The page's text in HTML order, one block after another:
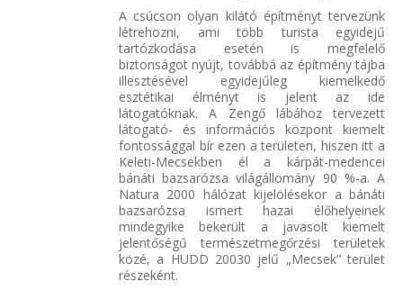
A csúcson olyan kilátó építményt tervezünk
létrehozni, ami több turista egyidejű
tartózkodása esetén is megfelelő
biztonságot nyújt, továbbá az építmény tájba
illesztésével egyidejűleg kiemelkedő
esztétikai élményt is jelent az ide
látogatóknak. A Zengő lábához tervezett
látogató- és információs központ kiemelt
fontossággal bír ezen a területen, hiszen itt a
Keleti-Mecsekben él a kárpát-medencei
bánáti bazsarózsa világállomány 90 %-a. A
Natura 2000 hálózat kijelölésekor a bánáti
bazsarózsa ismert hazai élőhelyeinek
mindegyike bekerült a javasolt kiemelt
jelentőségű természetmegőrzési területek
közé, a HUDD 20030 jelű „Mecsek” terület
részeként.